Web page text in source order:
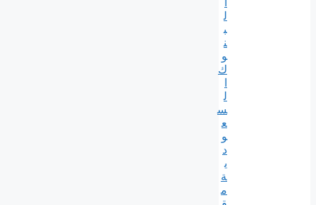
ل
ب
ن
و
ك
ل
س
ع
و
د
ي
ة
م